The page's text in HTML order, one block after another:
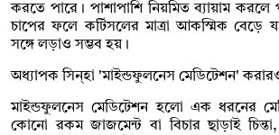
করতে পারে। পাশাপাশি নিয়মিত ব্যায়াম করলে
চাপের ফলে কর্টিসলের মাত্রা আকস্মিক বেড়ে
সঙ্গে লড়াও সম্ভব হয়।
অধ্যাপক সিন্হা 'মাইন্ডফুলনেস মেডিটেশন'
মাইন্ডফুলনেস মেডিটেশন হলো এক ধরনের
কোনো রকম জাজমেন্ট বা বিচার ছাড়াই